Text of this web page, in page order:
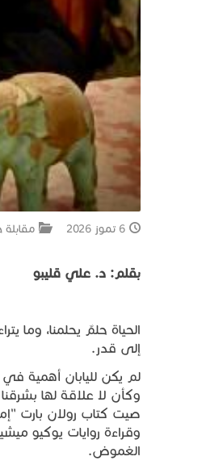
6 تموز 2026
بقلم: د. علي قليبو
الحياة حلمٌ يحلمنا، وما
إلى قدر.
لم يكن لليابان أهمية
وكأن لا علاقة لها
صيت كتاب رولان بارت
وقراءة روايات يوكيو
الغموض.